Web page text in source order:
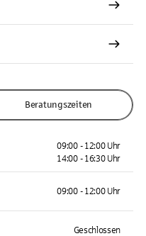
Beratungszeiten
09:00 - 12:00 Uhr
14:00 - 16:30 Uhr
09:00 - 12:00 Uhr
Geschlossen